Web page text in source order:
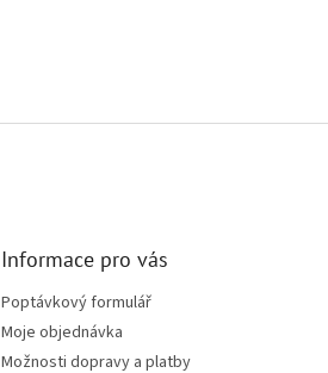
Informace pro vás
Poptávkový formulář
Moje objednávka
Možnosti dopravy a platby